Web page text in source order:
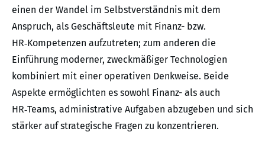
einen der Wandel im Selbstverständnis mit dem
Anspruch, als Geschäftsleute mit Finanz- bzw.
HR‑Kompetenzen aufzutreten; zum anderen die
Einführung moderner, zweckmäßiger Technologien
kombiniert mit einer operativen Denkweise. Beide
Aspekte ermöglichten es sowohl Finanz- als auch
HR‑Teams, administrative Aufgaben abzugeben und sich
stärker auf strategische Fragen zu konzentrieren.